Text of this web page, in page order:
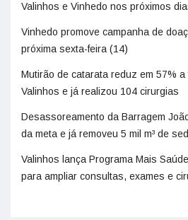
Valinhos e Vinhedo nos próximos
Vinhedo promove campanha de
próxima sexta-feira (14)
Mutirão de catarata reduz em 57% a
Valinhos e já realizou 104 cirurgias
Desassoreamento da Barragem
da meta e já removeu 5 mil m³ de
Valinhos lança Programa Mais
para ampliar consultas, exames e